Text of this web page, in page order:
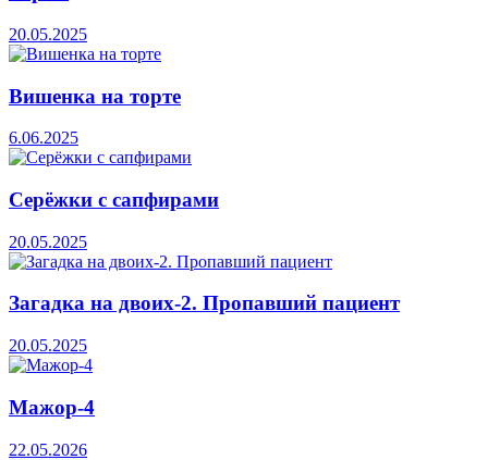
20.05.2025
Вишенка на торте
6.06.2025
Серёжки с сапфирами
20.05.2025
Загадка на двоих-2. Пропавший пациент
20.05.2025
Мажор-4
22.05.2026